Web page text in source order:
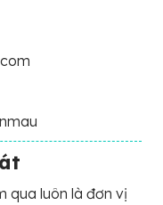
qua luôn là đơn vị